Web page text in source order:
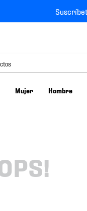
Mujer Hombre